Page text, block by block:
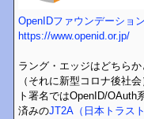
OpenIDファウンデーショ
https://www.openid.or.jp/
ラング・エッジはどちら
（それに新型コロナ後社
ト署名ではOpenID/OAuth
済みのJT2A（日本トラス